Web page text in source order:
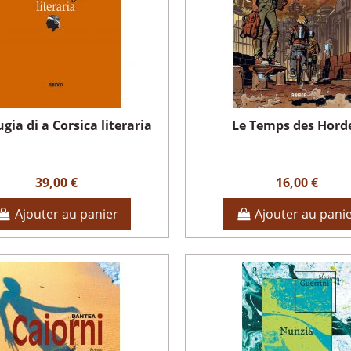
di a Corsica literaria
39,00 €
Ajouter au panier
Le Temps des
16,00 €
Ajouter au